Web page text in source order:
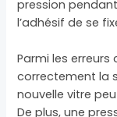
pression
l’adhésif de se
Parmi les
correctement la
nouvelle vitre
De plus, une